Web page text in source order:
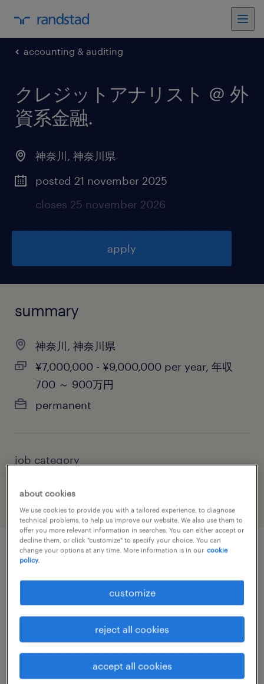
accounting & auditing
クレジットアナリスト ＠ 外
資系金融.
神奈川 , 神奈川県
posted 21 november 2025
closes 25 november 2026
apply
summary
神奈川, 神奈川県
¥7,000,000 - ¥9,000,000 per year, 年収
700 ～ 900万円
permanent
job category
job details
社名
社名非公開
職種
財務、会計、税務、経理
about cookies
We use cookies to provide you with a tailored experience, to diagnose
technical problems, to help us improve our website. We also use them to
offer you more relevant information in searches. You can either accept or
decline them, or click "customize" to specify your choice. You can
change your options at any time. More information is in our cookie
policy.
customize
reject all cookies
accept all cookies